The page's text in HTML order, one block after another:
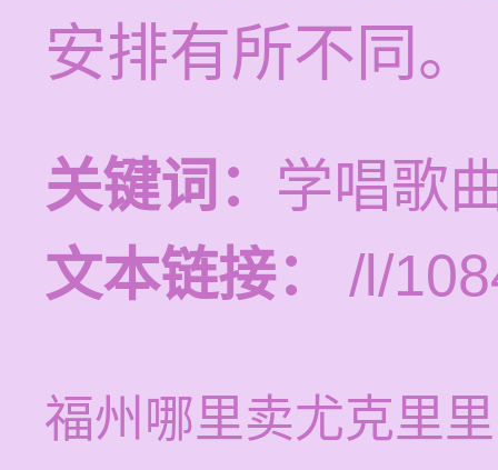
安排有所不同。
关键词： 学唱歌
文本链接：
/l/
福州哪里卖尤克里